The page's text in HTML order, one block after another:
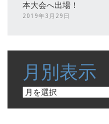
本大会へ出場！
2019年3月29日
月別表示
月